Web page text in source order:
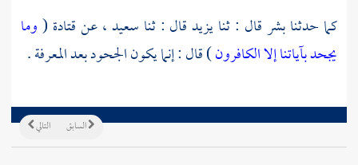
كما حدثنابشرقال : ثنايزيدقال : ثنا سعيد ،عنقتادة (وما
يجحد بآياتنا إلا الكافرون) قال : إنما يكون الجحود بعد المعرفة .
التالي السابق